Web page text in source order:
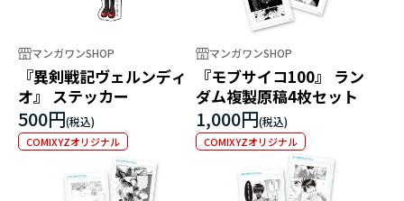
マンガワンSHOP
『異剣戦記ヴェルンディ
オ』 ステッカー
500円
COMIXYZオリジナル
マンガワンSHOP
『モブサイコ100』 ラン
ダム複製原稿4枚セット
1,000円
COMIXYZオリジナル